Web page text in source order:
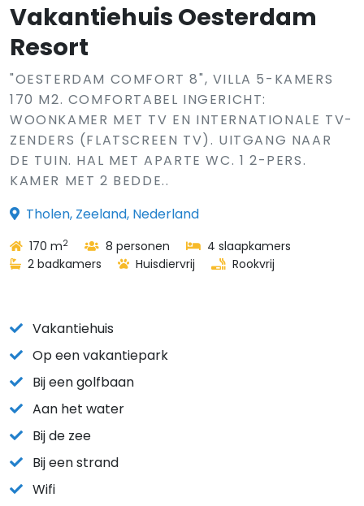
Vakantiehuis Oesterdam
Resort
"OESTERDAM COMFORT 8", VILLA 5-KAMERS
170 M2. COMFORTABEL INGERICHT:
WOONKAMER MET TV EN INTERNATIONALE TV-
ZENDERS (FLATSCREEN TV). UITGANG NAAR
DE TUIN. HAL MET APARTE WC. 1 2-PERS.
KAMER MET 2 BEDDE..
Tholen, Zeeland, Nederland
170 m2 8 personen
4 slaapkamers
2 badkamers
Huisdiervrij Rookvrij
Vakantiehuis
Op een vakantiepark
Bij een golfbaan
Aan het water
Bij de zee
Bij een strand
Wifi